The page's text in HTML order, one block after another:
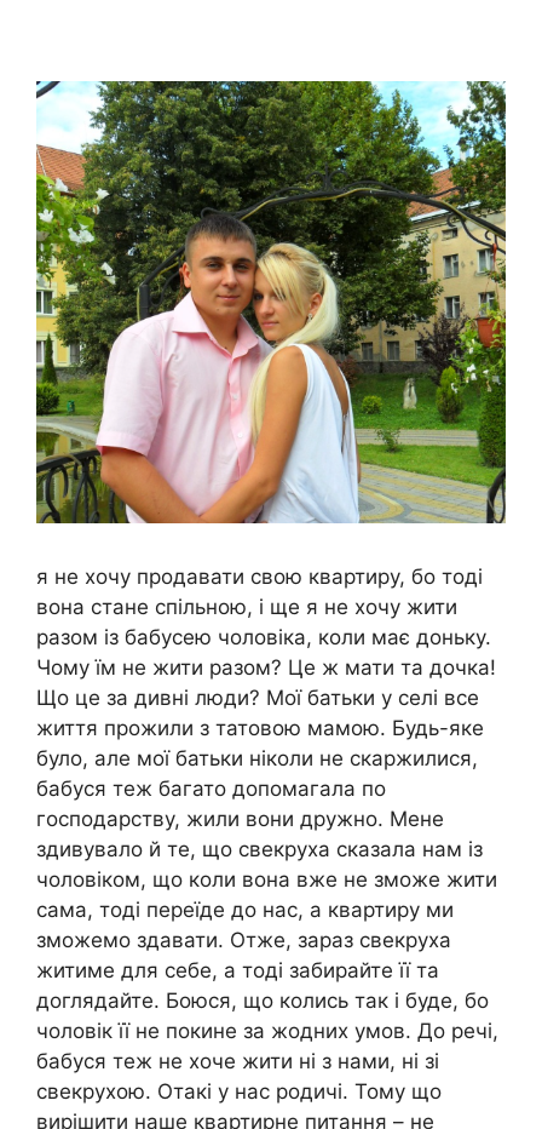
я не хочу продавати свою квартиру, бо тоді
вона стане спільною, і ще я не хочу жити
разом із бабусею чоловіка, коли має доньку.
Чому їм не жити разом? Це ж мати та дочка!
Що це за дивні люди? Мої батьки у селі все
життя прожили з татовою мамою. Будь-яке
було, але мої батьки ніколи не скаржилися,
бабуся теж багато допомагала по
господарству, жили вони дружно. Мене
здивувало й те, що свекруха сказала нам із
чоловіком, що коли вона вже не зможе жити
сама, тоді переїде до нас, а квартиру ми
зможемо здавати. Отже, зараз свекруха
житиме для себе, а тоді забирайте її та
доглядайте. Боюся, що колись так і буде, бо
чоловік її не покине за жодних умов. До речі,
бабуся теж не хоче жити ні з нами, ні зі
свекрухою. Отакі у нас родичі. Тому що
вирішити наше квартирне питання – не